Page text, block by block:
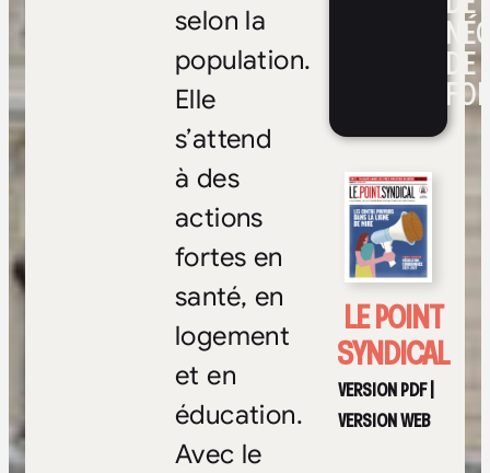
DE
FOI
LE POINT
SYNDICAL
VERSION PDF|
VERSION WEB
selon la
population.
Elle
s’attend
à des
actions
fortes en
santé, en
logement
et en
éducation.
Avec le